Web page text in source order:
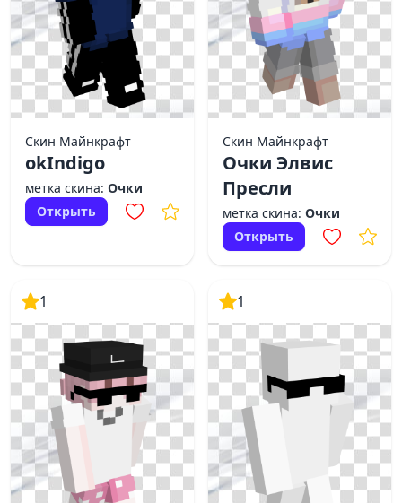
Скин Майнкрафт
okIndigo
метка скина: Очки
Открыть
Скин Майнкрафт
Очки Элвис
Пресли
метка скина: Очки
Открыть
1 1